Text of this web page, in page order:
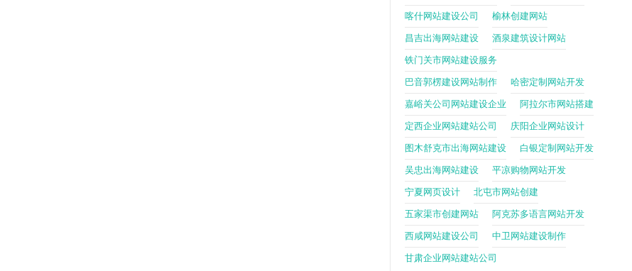
喀什网站建设公司 榆林创建网站
昌吉出海网站建设 酒泉建筑设计网站
铁门关市网站建设服务
巴音郭楞建设网站制作 哈密定制网站开发
嘉峪关公司网站建设企业 阿拉尔市网站搭建
定西企业网站建站公司 庆阳企业网站设计
图木舒克市出海网站建设 白银定制网站开发
吴忠出海网站建设 平凉购物网站开发
宁夏网页设计 北屯市网站创建
五家渠市创建网站 阿克苏多语言网站开发
西咸网站建设公司 中卫网站建设制作
甘肃企业网站建站公司